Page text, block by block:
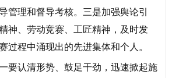
管理和督导考核。三是加强舆论引
神、劳动竞赛、工匠精神，及时发
过程中涌现出的先进集体和个人。
要认清形势、鼓足干劲，迅速掀起施